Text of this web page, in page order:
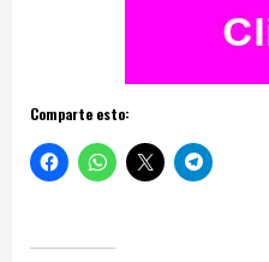
Comparte esto: